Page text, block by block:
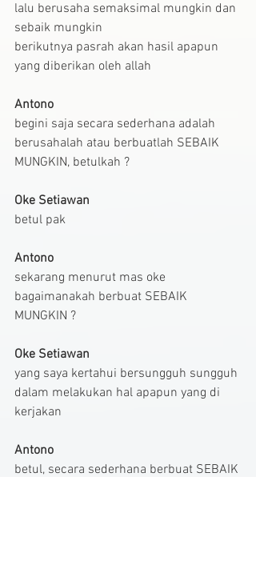
lalu berusaha semaksimal mungkin dan
sebaik mungkin
berikutnya pasrah akan hasil apapun
yang diberikan oleh allah
Antono
begini saja secara sederhana adalah
berusahalah atau berbuatlah SEBAIK
MUNGKIN, betulkah ?
Oke Setiawan
betul pak
Antono
sekarang menurut mas oke
bagaimanakah berbuat SEBAIK
MUNGKIN ?
Oke Setiawan
yang saya kertahui bersungguh sungguh
dalam melakukan hal apapun yang di
kerjakan
Antono
betul, secara sederhana berbuat SEBAIK